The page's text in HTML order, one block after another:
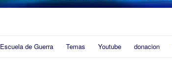
Escuela de Guerra Temas Youtube donacion